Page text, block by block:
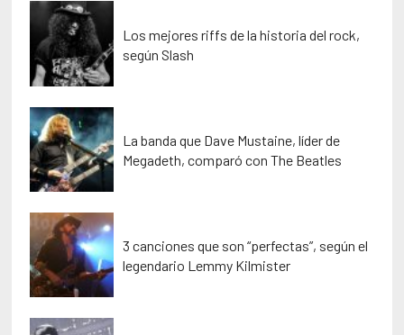
Los mejores riffs de la historia del rock,
según Slash
La banda que Dave Mustaine, líder de
Megadeth, comparó con The Beatles
3 canciones que son “perfectas”, según el
legendario Lemmy Kilmister